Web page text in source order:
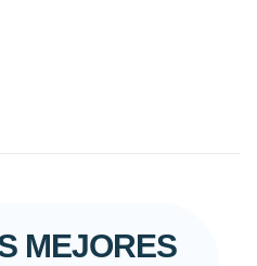
MEJORES